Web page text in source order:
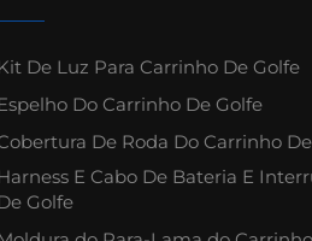
De Luz Para Carrinho De Golfe
Do Carrinho De Golfe
De Roda Do Carrinho
E Cabo De Bateria E
Golfe